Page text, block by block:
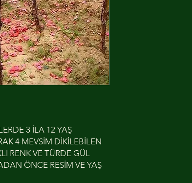
3 İLA 12 YAŞ
4 MEVSİM DİKİLEBİLEN
RENK VE TÜRDE GÜL
ÖNCE RESİM VE YAŞ